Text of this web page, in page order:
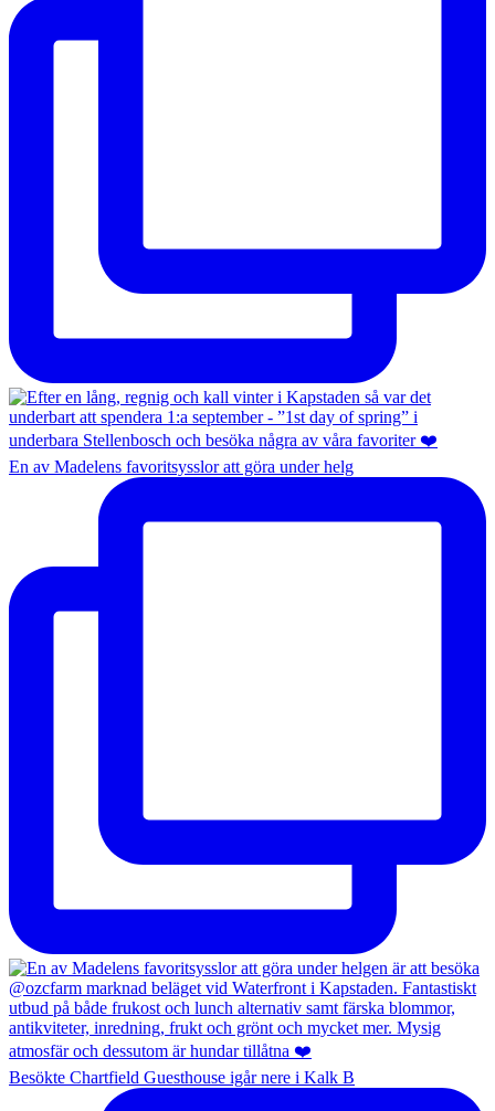
En av Madelens favoritsysslor att göra under helg
Besökte Chartfield Guesthouse igår nere i Kalk B